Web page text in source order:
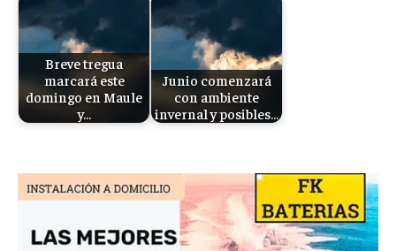
Breve tregua
marcará este
domingo en Maule
y…
Junio comenzará
con ambiente
invernal y posibles…